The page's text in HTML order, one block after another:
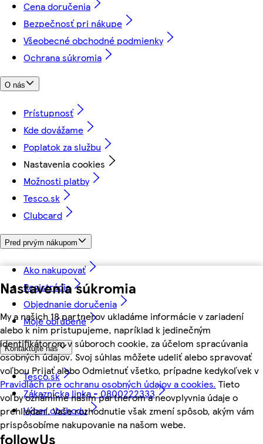
Nastavenia súkromia
My a našich 18 partnerov ukladáme informácie v zariadení
alebo k nim pristupujeme, napríklad k jedinečným
identifikátorom v súboroch cookie, za účelom spracúvania
osobných údajov. Svoj súhlas môžete udeliť alebo spravovať
voľbou Prijať alebo Odmietnuť všetko, prípadne kedykoľvek v
Pravidlách pre ochranu osobných údajov a cookies. Tieto
voľby oznámime našim partnerom a neovplyvnia údaje o
prehliadaní. Vaše rozhodnutie však zmení spôsob, akým vám
prispôsobíme nakupovanie na našom webe.
Cena doručenia
Bezpečnosť pri nákupe
Všeobecné obchodné podmienky
Ochrana súkromia
O nás
Prístupnosť
Kde dovážame
Poplatok za službu
Nastavenia cookies
Možnosti platby
Tesco.sk
Clubcard
Pred prvým nákupom
Ako nakupovať
Registrácia
Objednanie doručenia
Moje obľúbené
Kontaktujte nás
Tesco.sk
Zákaznícka linka - 0800222333
Výber obchodu
followUs